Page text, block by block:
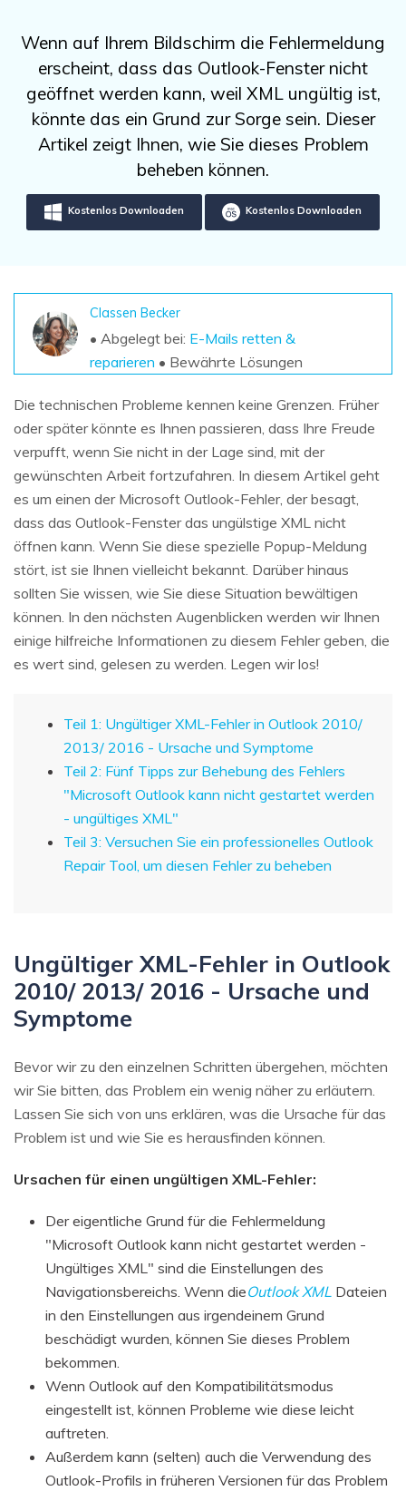
Kostenlos Testen
Recoverit kostenlos
Verlorene/gel?schte Daten kostenlos
wiederherstellen
Kostenlos Testen
Weitere Produkte
Repairit - Datenreparatur
UBackit - Datensicherung
Datenverlust-Szenarien
ALLE FUNKTIONEN ENTDECKEN
Aktuelles Thema
search
Wenn auf Ihrem Bildschirm die Fehlermeldung
erscheint, dass das Outlook-Fenster nicht
geöffnet werden kann, weil XML ungültig ist,
könnte das ein Grund zur Sorge sein. Dieser
Artikel zeigt Ihnen, wie Sie dieses Problem
beheben können.
Kostenlos Downloaden Kostenlos Downloaden
Classen Becker
• Abgelegt bei: E-Mails retten &
reparieren • Bewährte Lösungen
Die technischen Probleme kennen keine Grenzen. Früher
oder später könnte es Ihnen passieren, dass Ihre Freude
verpufft, wenn Sie nicht in der Lage sind, mit der
gewünschten Arbeit fortzufahren. In diesem Artikel geht
es um einen der Microsoft Outlook-Fehler, der besagt,
dass das Outlook-Fenster das ungülstige XML nicht
öffnen kann. Wenn Sie diese spezielle Popup-Meldung
stört, ist sie Ihnen vielleicht bekannt. Darüber hinaus
sollten Sie wissen, wie Sie diese Situation bewältigen
können. In den nächsten Augenblicken werden wir Ihnen
einige hilfreiche Informationen zu diesem Fehler geben, die
es wert sind, gelesen zu werden. Legen wir los!
Teil 1: Ungültiger XML-Fehler in Outlook 2010/
2013/ 2016 - Ursache und Symptome
Teil 2: Fünf Tipps zur Behebung des Fehlers
"Microsoft Outlook kann nicht gestartet werden
- ungültiges XML"
Teil 3: Versuchen Sie ein professionelles Outlook
Repair Tool, um diesen Fehler zu beheben
Ungültiger XML-Fehler in Outlook
2010/ 2013/ 2016 - Ursache und
Symptome
Bevor wir zu den einzelnen Schritten übergehen, möchten
wir Sie bitten, das Problem ein wenig näher zu erläutern.
Lassen Sie sich von uns erklären, was die Ursache für das
Problem ist und wie Sie es herausfinden können.
Ursachen für einen ungültigen XML-Fehler:
Der eigentliche Grund für die Fehlermeldung
"Microsoft Outlook kann nicht gestartet werden -
Ungültiges XML" sind die Einstellungen des
Navigationsbereichs. Wenn dieOutlook XML Dateien
in den Einstellungen aus irgendeinem Grund
beschädigt wurden, können Sie dieses Problem
bekommen.
Wenn Outlook auf den Kompatibilitätsmodus
eingestellt ist, können Probleme wie diese leicht
auftreten.
Außerdem kann (selten) auch die Verwendung des
Outlook-Profils in früheren Versionen für das Problem